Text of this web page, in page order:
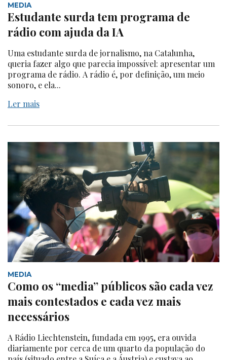
MEDIA
Estudante surda tem programa de
rádio com ajuda da IA
Uma estudante surda de jornalismo, na Catalunha,
queria fazer algo que parecia impossível: apresentar um
programa de rádio. A rádio é, por definição, um meio
sonoro, e ela...
Ler mais
MEDIA
Como os “media” públicos são cada vez
mais contestados e cada vez mais
necessários
A Rádio Liechtenstein, fundada em 1995, era ouvida
diariamente por cerca de um quarto da população do